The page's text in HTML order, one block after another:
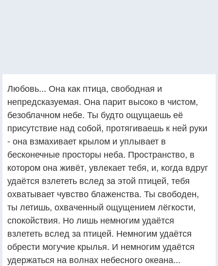
Любовь... Она как птица, свободная и
непредсказуемая. Она парит высоко в чистом,
безоблачном небе. Ты будто ощущаешь её
присутствие над собой, протягиваешь к ней руки
- она взмахивает крылом и уплывает в
бесконечные просторы неба. Пространство, в
котором она живёт, увлекает тебя, и, когда вдруг
удаётся взлететь вслед за этой птицей, тебя
охватывает чувство блаженства. Ты свободен,
ты летишь, охваченный ощущением лёгкости,
спокойствия. Но лишь немногим удаётся
взлететь вслед за птицей. Немногим удаётся
обрести могучие крылья. И немногим удаётся
удержаться на волнах небесного океана...